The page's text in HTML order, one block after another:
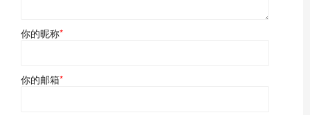
你的昵称*
你的邮箱*